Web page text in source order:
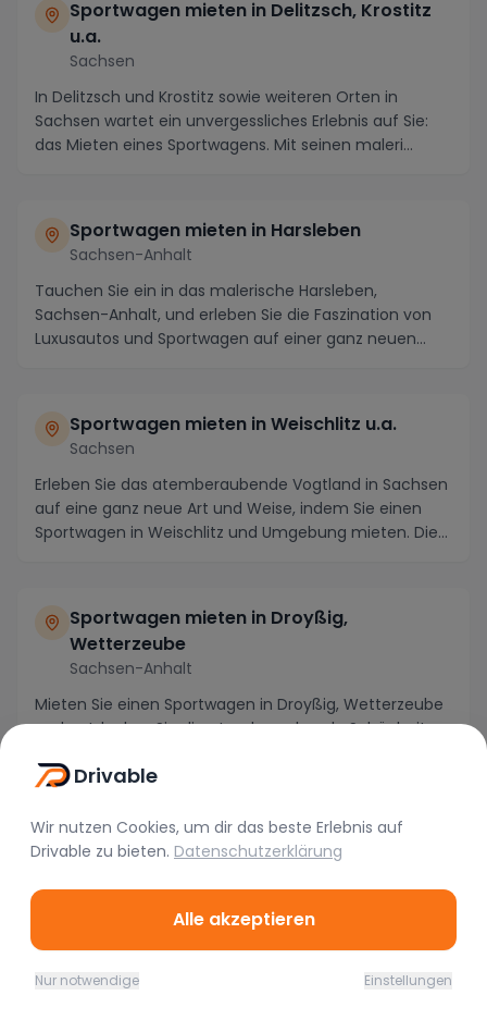
Sportwagen mieten in Delitzsch, Krostitz
u.a.
Sachsen
In Delitzsch und Krostitz sowie weiteren Orten in
Sachsen wartet ein unvergessliches Erlebnis auf Sie:
das Mieten eines Sportwagens. Mit seinen maleri...
Sportwagen mieten in Harsleben
Sachsen-Anhalt
Tauchen Sie ein in das malerische Harsleben,
Sachsen-Anhalt, und erleben Sie die Faszination von
Luxusautos und Sportwagen auf einer ganz neuen
Sportwagen mieten in Weischlitz u.a.
Sachsen
Erleben Sie das atemberaubende Vogtland in Sachsen
auf eine ganz neue Art und Weise, indem Sie einen
Sportwagen in Weischlitz und Umgebung mieten. Die...
Sportwagen mieten in Droyßig,
Wetterzeube
Sachsen-Anhalt
Mieten Sie einen Sportwagen in Droyßig, Wetterzeube
und entdecken Sie die atemberaubende Schönheit
...
Sportwagen mieten in Neuhof a.d.Zenn
Bayern
Erleben Sie die atemberaubende Schönheit von
Neuhof a.d.Zenn in Bayern auf eine ganz besondere
Art und Weise, indem Sie einen Sportwagen mieten
Drivable
Wir nutzen Cookies, um dir das beste Erlebnis auf
Drivable zu bieten. Datenschutzerklärung
Alle akzeptieren
Nur notwendige Einstellungen